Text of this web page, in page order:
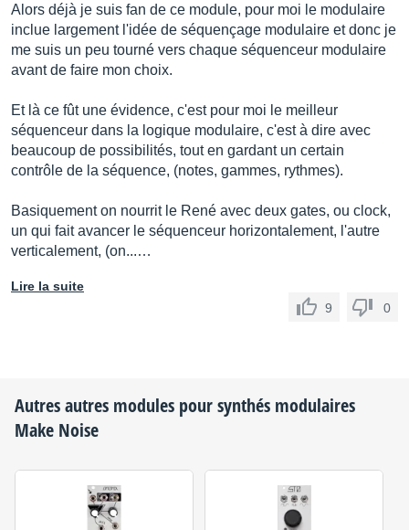
Alors déjà je suis fan de ce module, pour moi le modulaire
inclue largement l'idée de séquençage modulaire et donc je
me suis un peu tourné vers chaque séquenceur modulaire
avant de faire mon choix.
Et là ce fût une évidence, c'est pour moi le meilleur
séquenceur dans la logique modulaire, c'est à dire avec
beaucoup de possibilités, tout en gardant un certain
contrôle de la séquence, (notes, gammes, rythmes).
Basiquement on nourrit le René avec deux gates, ou clock,
un qui fait avancer le séquenceur horizontalement, l'autre
verticalement, (on...…
Lire la suite
9
0
Autres autres modules pour synthés modulaires
Make Noise